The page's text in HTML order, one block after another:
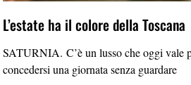
L’estate ha il colore della Toscana
SATURNIA. C’è un lusso che oggi vale
concedersi una giornata senza guardare